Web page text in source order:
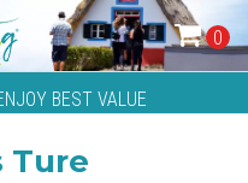
BEST VALUE
0
Ture